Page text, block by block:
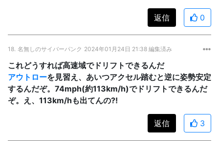
返信 0
18. 名無しのサイバーパンク 2024年01月24日 21:38 編集済み
これどうすれば高速域でドリフトできるんだ
アウトローを見習え、あいつアクセル踏むと逆に姿勢安定
するんだぞ。74mph(約113km/h)でドリフトできるんだ
ぞ。え、113km/hも出てんの?!
返信 3